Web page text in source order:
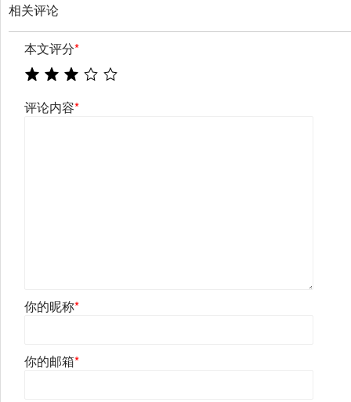
相关评论
本文评分*
评论内容*
你的昵称*
你的邮箱*